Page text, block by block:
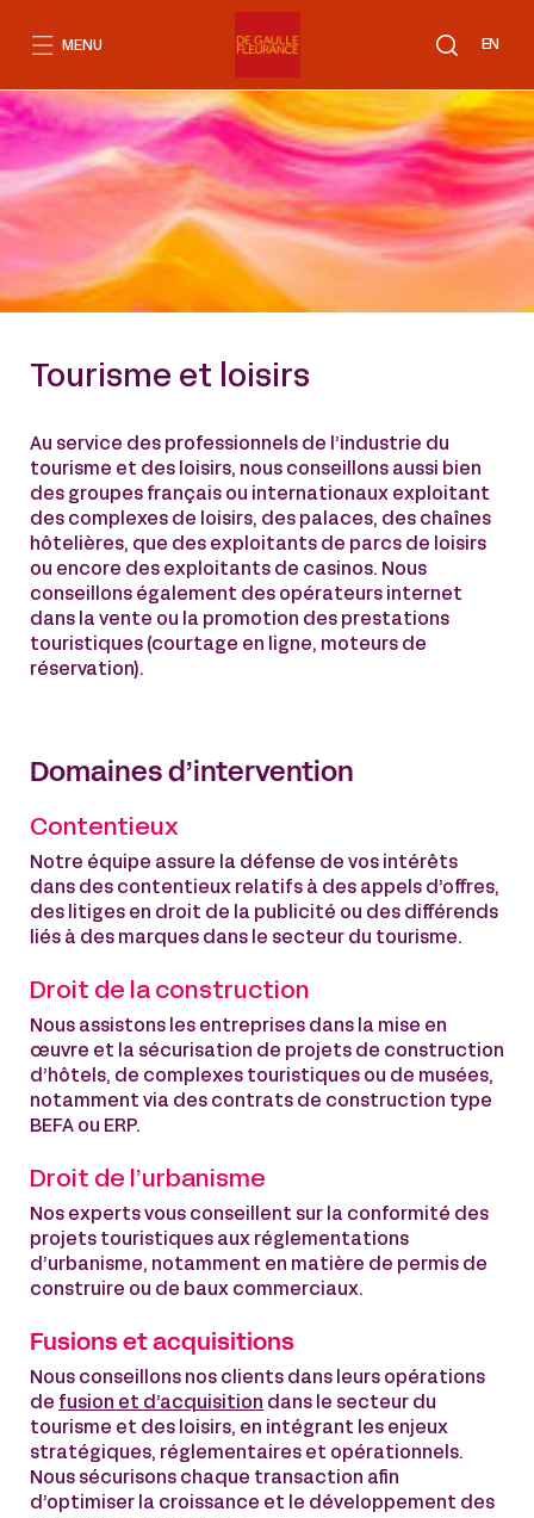
EN
MENU
Tourisme et loisirs
Au service des professionnels de l’industrie du
tourisme et des loisirs, nous conseillons aussi bien
des groupes français ou internationaux exploitant
des complexes de loisirs, des palaces, des chaînes
hôtelières, que des exploitants de parcs de loisirs
ou encore des exploitants de casinos. Nous
conseillons également des opérateurs internet
dans la vente ou la promotion des prestations
touristiques (courtage en ligne, moteurs de
réservation).
Domaines d’intervention
Contentieux
Notre équipe assure la défense de vos intérêts
dans des contentieux relatifs à des appels d’offres,
des litiges en droit de la publicité ou des différends
liés à des marques dans le secteur du tourisme.
Droit de la construction
Nous assistons les entreprises dans la mise en
œuvre et la sécurisation de projets de construction
d’hôtels, de complexes touristiques ou de musées,
notamment via des contrats de construction type
BEFA ou ERP.
Droit de l’urbanisme
Nos experts vous conseillent sur la conformité des
projets touristiques aux réglementations
d’urbanisme, notamment en matière de permis de
construire ou de baux commerciaux.
Fusions et acquisitions
Nous conseillons nos clients dans leurs opérations
de fusion et d’acquisition dans le secteur du
tourisme et des loisirs, en intégrant les enjeux
stratégiques, réglementaires et opérationnels.
Nous sécurisons chaque transaction afin
d’optimiser la croissance et le développement des